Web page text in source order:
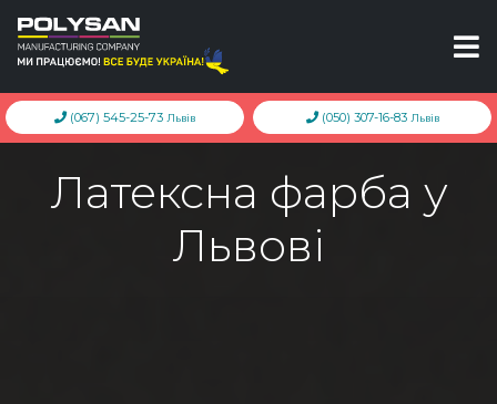
(067) 545-25-73 Львів (050) 307-16-83 Львів
Латексна фарба у
Львові